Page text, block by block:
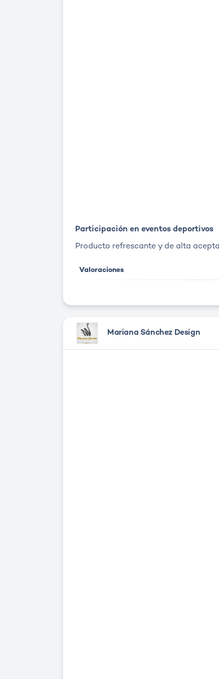
Participación en eventos deportivos
Producto refrescante y de alta
Valoraciones
Mariana Sánchez Design